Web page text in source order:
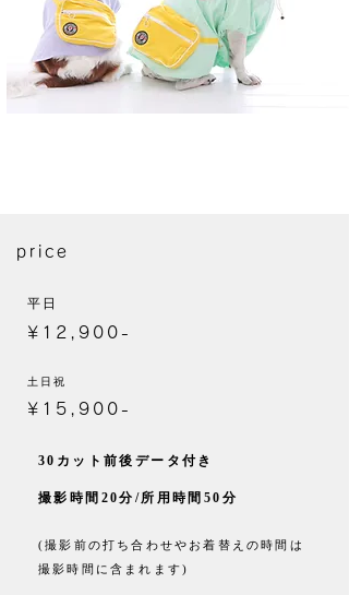
price
平日
¥12,900-
土日祝
¥15,900-
30カット前後データ付き
撮影時間20分/所用時間50分
(撮影前の打ち合わせやお着替えの時間は
撮影時間に含まれます)